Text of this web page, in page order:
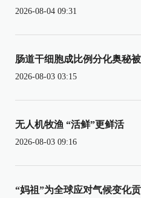
2026-08-04 09:31
肠道干细胞成比例分化奥秘
2026-08-03 03:15
无人机牧渔 “活鲜”更鲜活
2026-08-03 09:16
“妈祖”为全球应对气候变化